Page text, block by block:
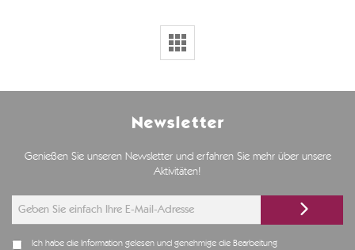
Newsletter
Genießen Sie unseren Newsletter und erfahren Sie mehr über unsere
Aktivitäten!
Ich habe die Information gelesen und genehmige die Bearbeitung